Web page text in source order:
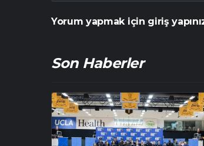
Yorum yapmak için giriş
Son Haberler